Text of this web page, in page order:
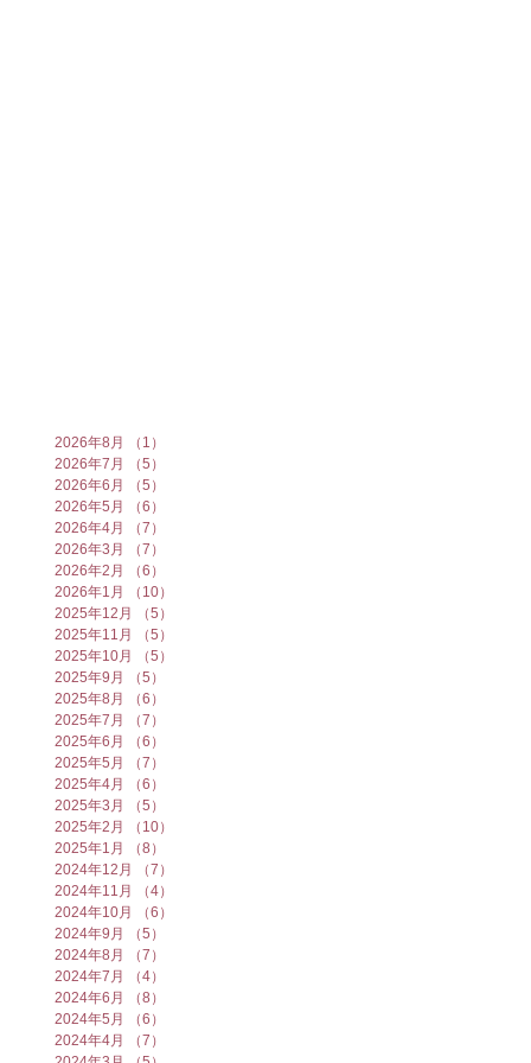
2026年8月 （1）
2026年7月
（5）
2026年6月
（5）
2026年5月
（6）
2026年4月
（7）
2026年3月
（7）
2026年2月
（6）
2026年1月
（10）
2025年12月
（5）
2025年11月
（5）
2025年10月
（5）
2025年9月
（5）
2025年8月
（6）
2025年7月
（7）
2025年6月
（6）
2025年5月
（7）
2025年4月
（6）
2025年3月
（5）
2025年2月
（10）
2025年1月
（8）
2024年12月
（7）
2024年11月
（4）
2024年10月
（6）
2024年9月
（5）
2024年8月
（7）
2024年7月
（4）
2024年6月
（8）
2024年5月
（6）
2024年4月
（7）